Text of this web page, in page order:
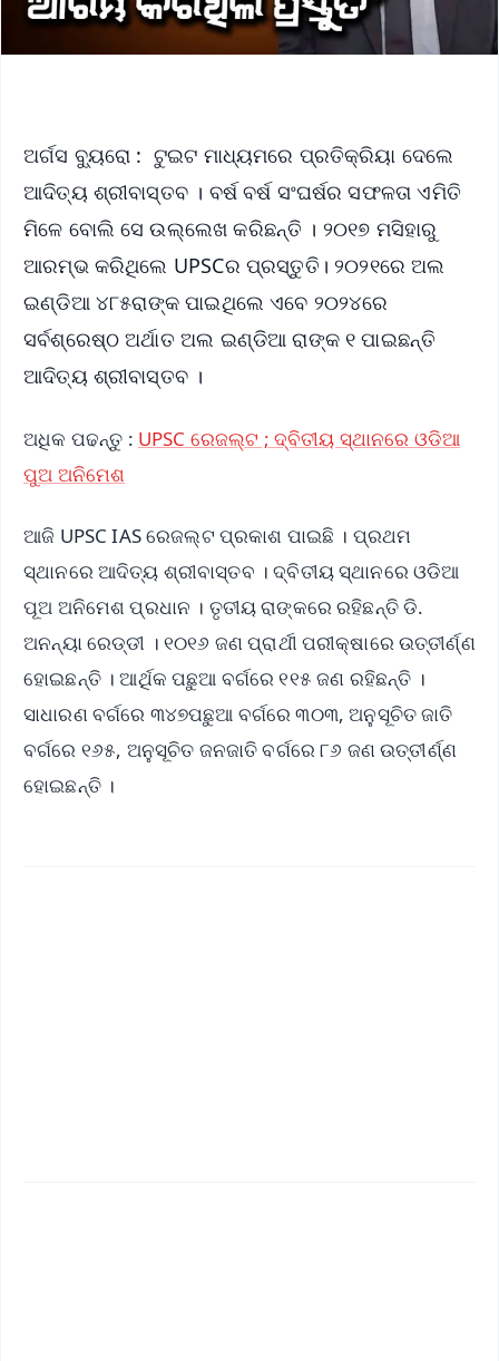
ଅର୍ଗସ ବ୍ୟୁରୋ : ଟୁଇଟ ମାଧ୍ୟମରେ ପ୍ରତିକ୍ରିୟା ଦେଲେ
ଆଦିତ୍ୟ ଶ୍ରୀବାସ୍ତବ । ବର୍ଷ ବର୍ଷ ସଂଘର୍ଷର ସଫଳତା ଏମିତି
ମିଳେ ବୋଲି ସେ ଉଲ୍ଲେଖ କରିଛନ୍ତି । ୨୦୧୭ ମସିହାରୁ
ଆରମ୍ଭ କରିଥିଲେ UPSCର ପ୍ରସ୍ତୁତି। ୨୦୨୧ରେ ଅଲ
ଇଣ୍ଡିଆ ୪୮୫ରାଙ୍କ ପାଇଥିଲେ ଏବେ ୨୦୨୪ରେ
ସର୍ବଶ୍ରେଷ୍ଠ ଅର୍ଥାତ ଅଲ ଇଣ୍ଡିଆ ରାଙ୍କ ୧ ପାଇଛନ୍ତି
ଆଦିତ୍ୟ ଶ୍ରୀବାସ୍ତବ ।
ଅଧିକ ପଢନ୍ତୁ : UPSC ରେଜଲ୍ଟ ; ଦ୍ବିତୀୟ ସ୍ଥାନରେ ଓଡିଆ
ପୁଅ ଅନିମେଶ
ଆଜି UPSC IAS ରେଜଲ୍ଟ ପ୍ରକାଶ ପାଇଛି । ପ୍ରଥମ
ସ୍ଥାନରେ ଆଦିତ୍ୟ ଶ୍ରୀବାସ୍ତବ । ଦ୍ବିତୀୟ ସ୍ଥାନରେ ଓଡିଆ
ପୂଅ ଅନିମେଶ ପ୍ରଧାନ । ତୃତୀୟ ରାଙ୍କରେ ରହିଛନ୍ତି ଡି.
ଅନନ୍ୟା ରେଡ୍ଡୀ । ୧୦୧୬ ଜଣ ପ୍ରାର୍ଥୀ ପରୀକ୍ଷାରେ ଉତ୍ତୀର୍ଣ୍ଣ
ହୋଇଛନ୍ତି । ଆର୍ଥିକ ପଛୁଆ ବର୍ଗରେ ୧୧୫ ଜଣ ରହିଛନ୍ତି ।
ସାଧାରଣ ବର୍ଗରେ ୩୪୭ପଛୁଆ ବର୍ଗରେ ୩୦୩, ଅନୁସୂଚିତ ଜାତି
ବର୍ଗରେ ୧୬୫, ଅନୁସୂଚିତ ଜନଜାତି ବର୍ଗରେ ୮୬ ଜଣ ଉତ୍ତୀର୍ଣ୍ଣ
ହୋଇଛନ୍ତି ।